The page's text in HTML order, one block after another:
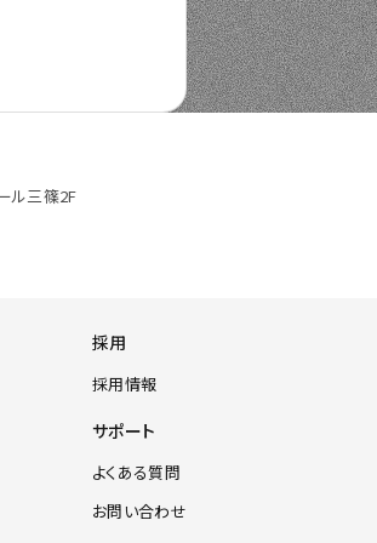
ル三篠2F
採用
採用情報
サポート
よくある質問
お問い合わせ